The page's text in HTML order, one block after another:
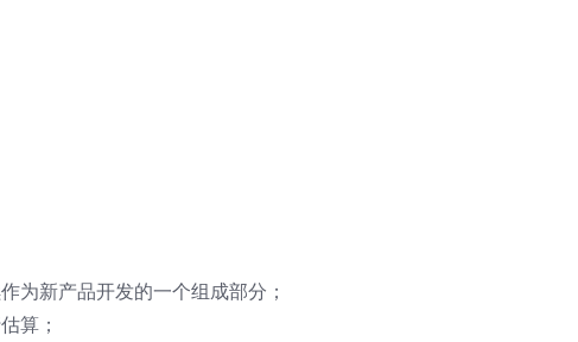
为新产品开发的一个组成部分；
算；